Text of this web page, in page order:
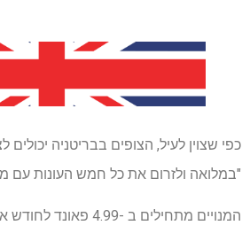
כפי שצוין לעיל, הצופים בבריטניה
"במלואה ולזרום את כל חמש העונות עם
המנויים מתחילים ב -4.99